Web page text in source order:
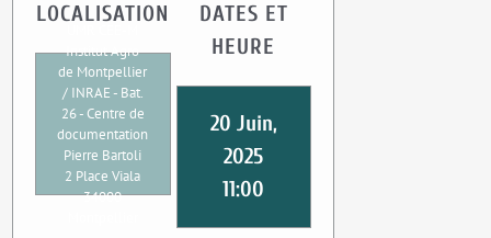
LOCALISATION
Institut Agro
de Montpellier
/ INRAE - Bat.
26 - Centre de
documentation
Pierre Bartoli
2 Place Viala
34000
DATES ET
HEURE
20 Juin,
2025
11:00